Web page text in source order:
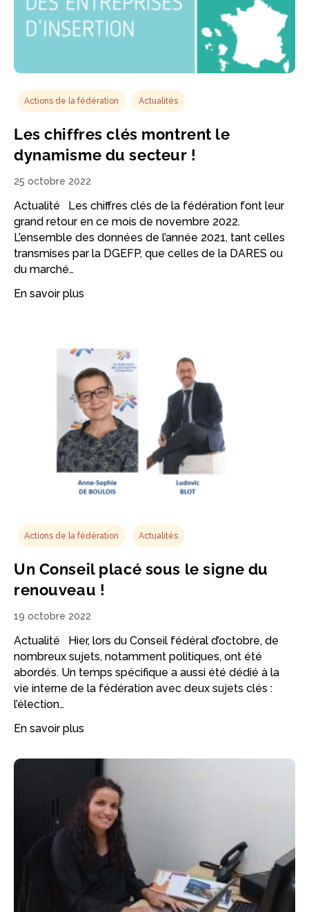
Actions de la fédération Actualités
Les chiffres clés montrent le
dynamisme du secteur !
25 octobre 2022
Actualité Les chiffres clés de la fédération font leur
grand retour en ce mois de novembre 2022.
L’ensemble des données de l’année 2021, tant celles
transmises par la DGEFP, que celles de la DARES ou
du marché…
En savoir plus
Actions de la fédération Actualités
Un Conseil placé sous le signe du
renouveau !
19 octobre 2022
Actualité Hier, lors du Conseil fédéral d’octobre, de
nombreux sujets, notamment politiques, ont été
abordés. Un temps spécifique a aussi été dédié à la
vie interne de la fédération avec deux sujets clés :
l’élection…
En savoir plus